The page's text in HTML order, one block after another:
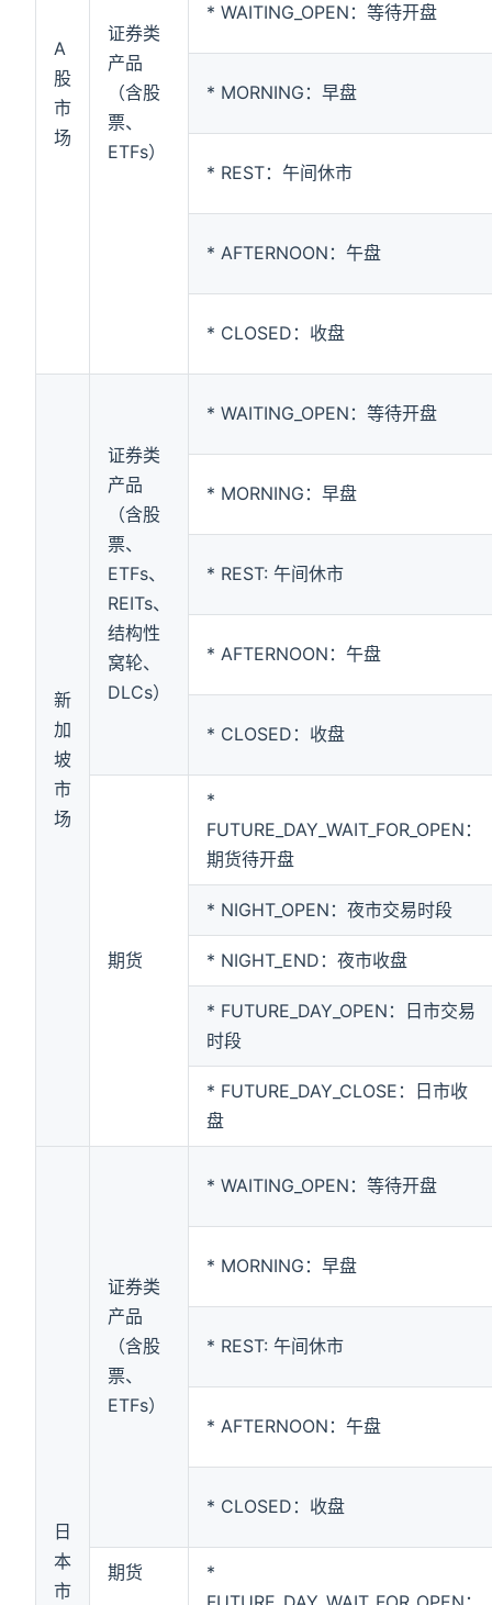
A
股
市
场
证券类
产品
（含股
票、
ETFs）
* WAITING_OPEN：等待开盘
* MORNING：早盘
* REST：午间休市
* AFTERNOON：午盘
* CLOSED：收盘
新
加
坡
市
场
证券类
产品
（含股
票、
ETFs、
REITs、
结构性
窝轮、
DLCs）
* WAITING_OPEN：等待开盘
* MORNING：早盘
* REST: 午间休市
* AFTERNOON：午盘
* CLOSED：收盘
期货
*
FUTURE_DAY_WAIT_FOR_OPEN：
期货待开盘
* NIGHT_OPEN：夜市交易时段
* NIGHT_END：夜市收盘
* FUTURE_DAY_OPEN：日市交易
时段
* FUTURE_DAY_CLOSE：日市收
盘
日
本
市
证券类
产品
（含股
票、
ETFs）
* WAITING_OPEN：等待开盘
* MORNING：早盘
* REST: 午间休市
* AFTERNOON：午盘
* CLOSED：收盘
期货
*